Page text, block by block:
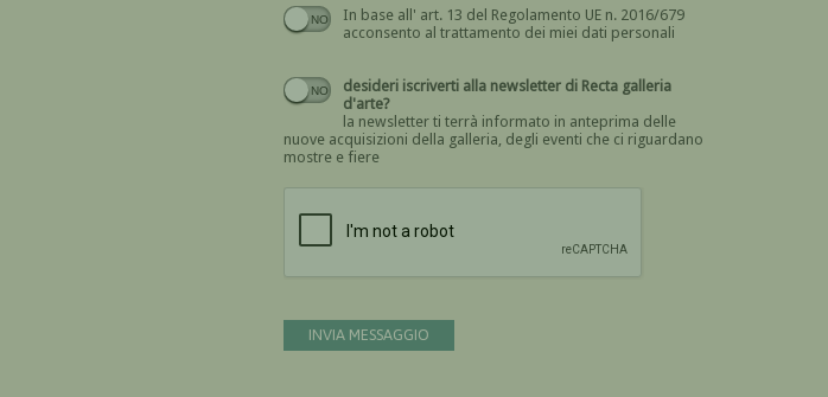
In base all' art. 13 del Regolamento UE n. 2016/679
acconsento al trattamento dei miei dati personali
Devi dare il consenso
desideri iscriverti alla newsletter di Recta galleria
d'arte?
la newsletter ti terrà informato in anteprima delle
nuove acquisizioni della galleria, degli eventi che ci riguardano
mostre e fiere
INVIA MESSAGGIO